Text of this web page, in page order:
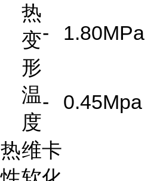
热
热
变
形
温
度
- 1.80MPa
- 0.45Mpa
维卡